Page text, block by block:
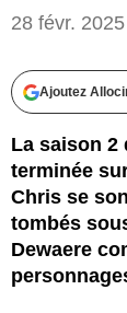
28 févr.
Ajoutez
La saison 2
terminée
Chris se
tombés
Dewaere